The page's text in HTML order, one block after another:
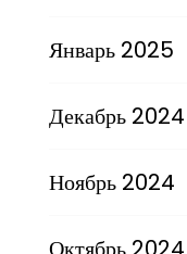
Январь 2025
Декабрь 2024
Ноябрь 2024